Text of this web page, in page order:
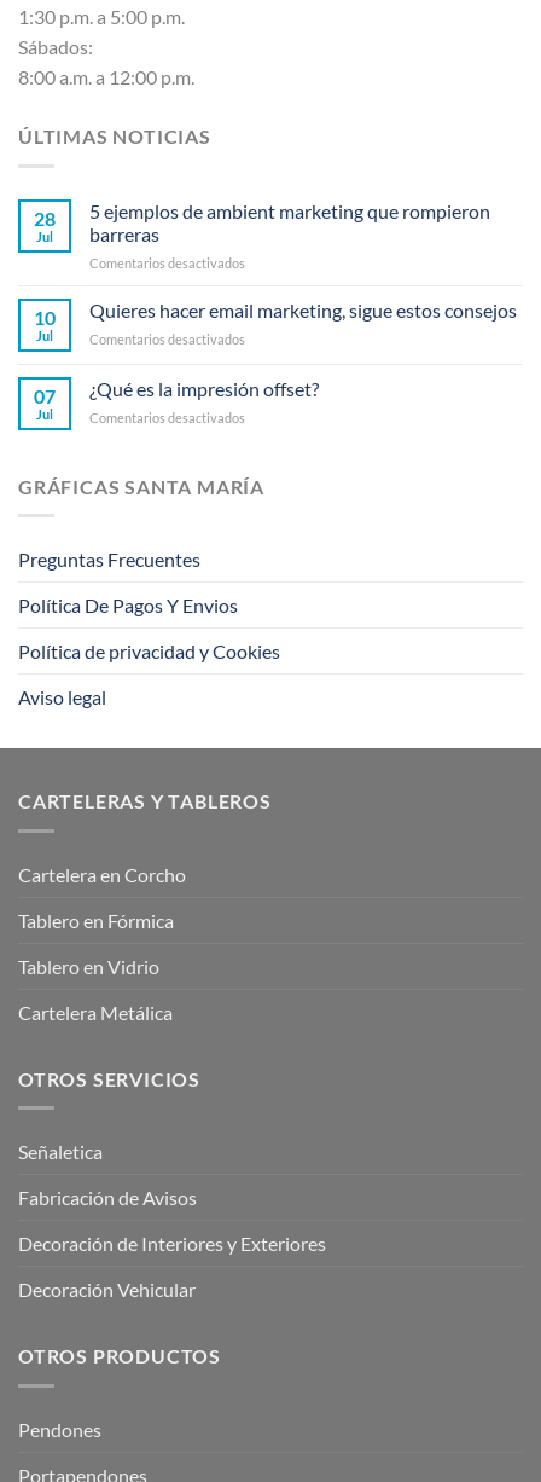
1:30 p.m. a 5:00 p.m.
Sábados:
8:00 a.m. a 12:00 p.m.
ÚLTIMAS NOTICIAS
28
Jul
5 ejemplos de ambient marketing que rompieron
barreras
Comentarios desactivados
ejemplos
de
ambient
que
barreras
10
Jul
Quieres hacer email marketing, sigue estos consejos
Comentarios desactivados
email
marketing,
consejos
07
Jul
¿Qué es la impresión offset?
Comentarios desactivados
la
impresión
GRÁFICAS SANTA MARÍA
Preguntas Frecuentes
Política De Pagos Y Envios
Política de privacidad y Cookies
Aviso legal
CARTELERAS Y TABLEROS
Cartelera en Corcho
Tablero en Fórmica
Tablero en Vidrio
Cartelera Metálica
OTROS SERVICIOS
Señaletica
Fabricación de Avisos
Decoración de Interiores y Exteriores
Decoración Vehicular
OTROS PRODUCTOS
Pendones
Portapendones